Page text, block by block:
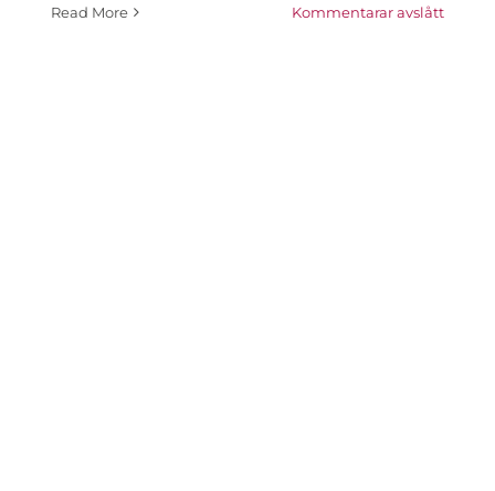
Read More Kommentarar avslåttpå